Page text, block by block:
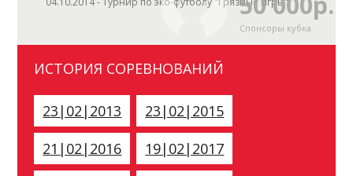
Спонсоры кубка
ИСТОРИЯ СОРЕВНОВАНИЙ
23|02|2013
23|02|2015
21|02|2016
19|02|2017